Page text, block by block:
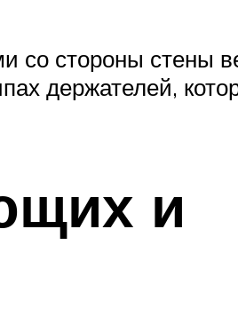
со стороны стены
держателей,
и